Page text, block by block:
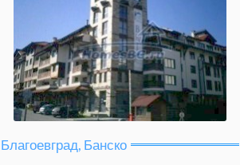
Благоевград, Банско